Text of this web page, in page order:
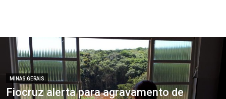
MINAS GERAIS
Fiocruz alerta para agravamento de